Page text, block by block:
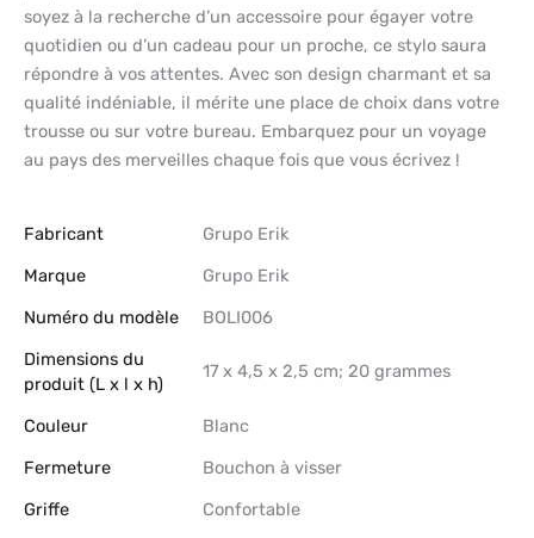
soyez à la recherche d’un accessoire pour égayer votre
quotidien ou d’un cadeau pour un proche, ce stylo saura
répondre à vos attentes. Avec son design charmant et sa
qualité indéniable, il mérite une place de choix dans votre
trousse ou sur votre bureau. Embarquez pour un voyage
au pays des merveilles chaque fois que vous écrivez !
Fabricant
‎Grupo Erik
Marque
‎Grupo Erik
Numéro du modèle
‎BOLI006
Dimensions du
produit (L x l x h)
‎17 x 4,5 x 2,5 cm; 20 grammes
Couleur
‎Blanc
Fermeture
‎Bouchon à visser
Griffe
‎Confortable